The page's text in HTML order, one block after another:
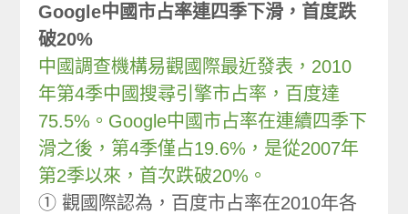
Google中國市占率連四季下滑，首度跌
破20%
中國調查機構易觀國際最近發表，2010
年第4季中國搜尋引擎市占率，百度達
75.5%。Google中國市占率在連續四季下
滑之後，第4季僅占19.6%，是從2007年
第2季以來，首次跌破20%。
① 觀國際認為，百度市占率在2010年各